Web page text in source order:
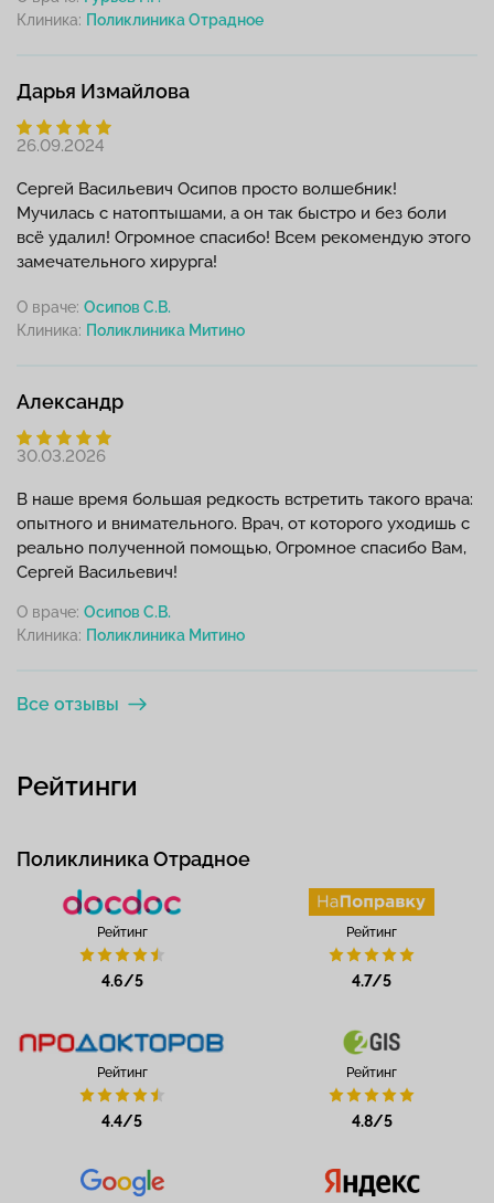
Клиника:
Дарья Измайлова
26.09.2024
Сергей Васильевич Осипов просто волшебник!
Мучилась с натоптышами, а он так быстро и без боли
всё удалил! Огромное спасибо! Всем рекомендую этого
замечательного хирурга!
О враче: Осипов С.В.
Клиника:
Александр
30.03.2026
В наше время большая редкость встретить такого врача:
опытного и внимательного. Врач, от которого уходишь с
реально полученной помощью, Огромное спасибо Вам,
Сергей Васильевич!
О враче: Осипов С.В.
Клиника:
Все отзывы
Рейтинги
Поликлиника Отрадное
Рейтинг
4.6/5
Рейтинг
4.7/5
Рейтинг
4.4/5
Рейтинг
4.8/5